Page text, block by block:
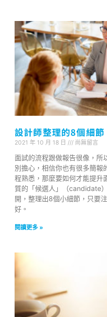
設計師整理的8個細
2021 年 10 月 18 日 尚無留言
面試的流程跟做報告很像，所
別擔心，相信你也有很多簡報
程熟悉，那麼要如何才能提升
質的「候選人」（candidate
開，整理出8個小細節，只要
好。
閱讀更多 »